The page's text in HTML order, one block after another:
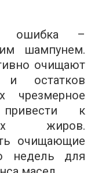
ошибка –
шампунем.
очищают
и остатков
чрезмерное
к
жиров.
очищающие
недель для